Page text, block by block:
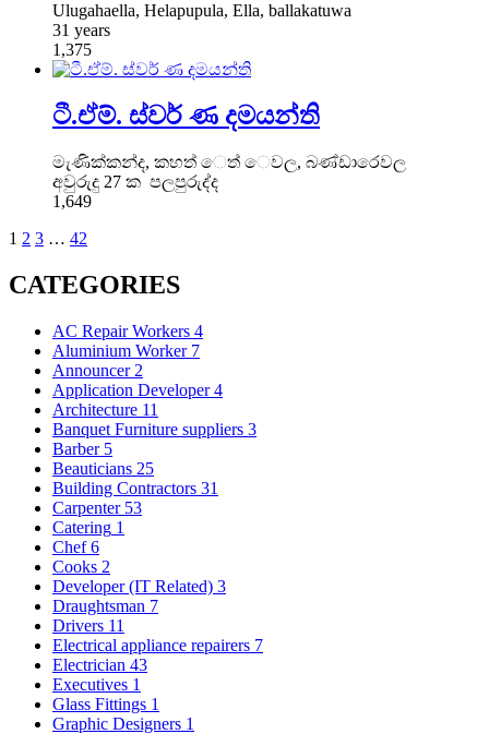
Ulugahaella, Helapupula, Ella, ballakatuwa
31 years
1,375
ටී.ඒම්. ස්වර් ණ දමයන්ති
මැණික්කන්ද, කහත් ෙත් ෙවල, බණ්ඩාරෙවල
අවුරුදු 27 ක පලපුරුද්ද
1,649
1 2 3 … 42
CATEGORIES
AC Repair Workers 4
Aluminium Worker 7
Announcer 2
Application Developer 4
Architecture 11
Banquet Furniture suppliers 3
Barber 5
Beauticians 25
Building Contractors 31
Carpenter 53
Catering 1
Chef 6
Cooks 2
Developer (IT Related) 3
Draughtsman 7
Drivers 11
Electrical appliance repairers 7
Electrician 43
Executives 1
Glass Fittings 1
Graphic Designers 1